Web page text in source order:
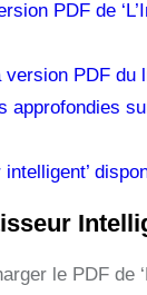
PDF de
PDF du
le PDF de